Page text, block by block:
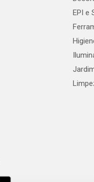
EPI e